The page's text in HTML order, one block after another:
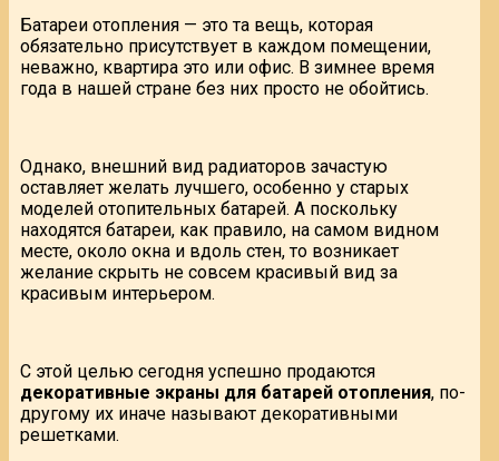
Батареи отопления — это та вещь, которая
обязательно присутствует в каждом помещении,
неважно, квартира это или офис. В зимнее время
года в нашей стране без них просто не обойтись.
Однако, внешний вид радиаторов зачастую
оставляет желать лучшего, особенно у старых
моделей отопительных батарей. А поскольку
находятся батареи, как правило, на самом видном
месте, около окна и вдоль стен, то возникает
желание скрыть не совсем красивый вид за
красивым интерьером.
С этой целью сегодня успешно продаются
декоративные экраны для батарей отопления, по-
другому их иначе называют декоративными
решетками.